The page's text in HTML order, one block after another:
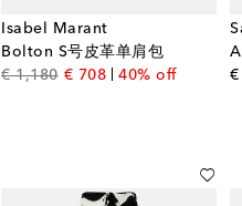
Isabel Marant
Bolton S号皮革单肩包
€ 1,180original price
€ 708discount price
40% off €